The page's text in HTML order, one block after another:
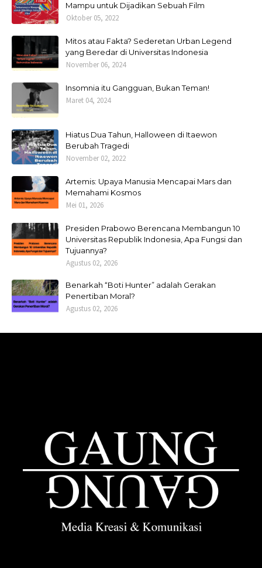
Mampu untuk Dijadikan Sebuah Film
Oktober 05, 2022
Mitos atau Fakta? Sederetan Urban Legend
yang Beredar di Universitas Indonesia
November 06, 2024
Insomnia itu Gangguan, Bukan Teman!
Maret 04, 2024
Hiatus Dua Tahun, Halloween di Itaewon
Berubah Tragedi
November 02, 2022
Artemis: Upaya Manusia Mencapai Mars dan
Memahami Kosmos
Mei 01, 2026
Presiden Prabowo Berencana Membangun 10
Universitas Republik Indonesia, Apa Fungsi dan
Tujuannya?
Agustus 02, 2026
Benarkah “Boti Hunter” adalah Gerakan
Penertiban Moral?
Agustus 02, 2026